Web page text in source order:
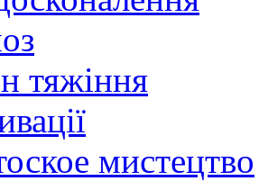
тяжіння
мистецтво